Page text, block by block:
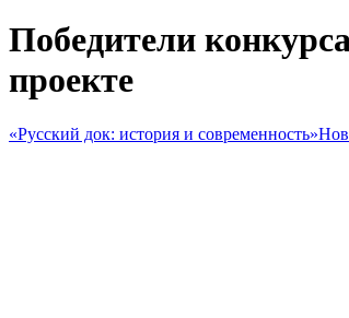
Победители
проекте
«Русский док: история и современность»